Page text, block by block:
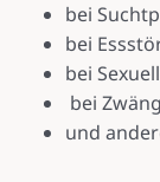
bei
bei
bei
bei
und